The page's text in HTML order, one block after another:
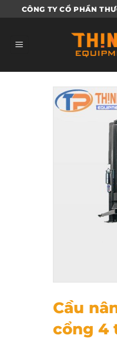
qua
dung
CÔNG TY CỔ PHẦN
Cầu
cổng 4